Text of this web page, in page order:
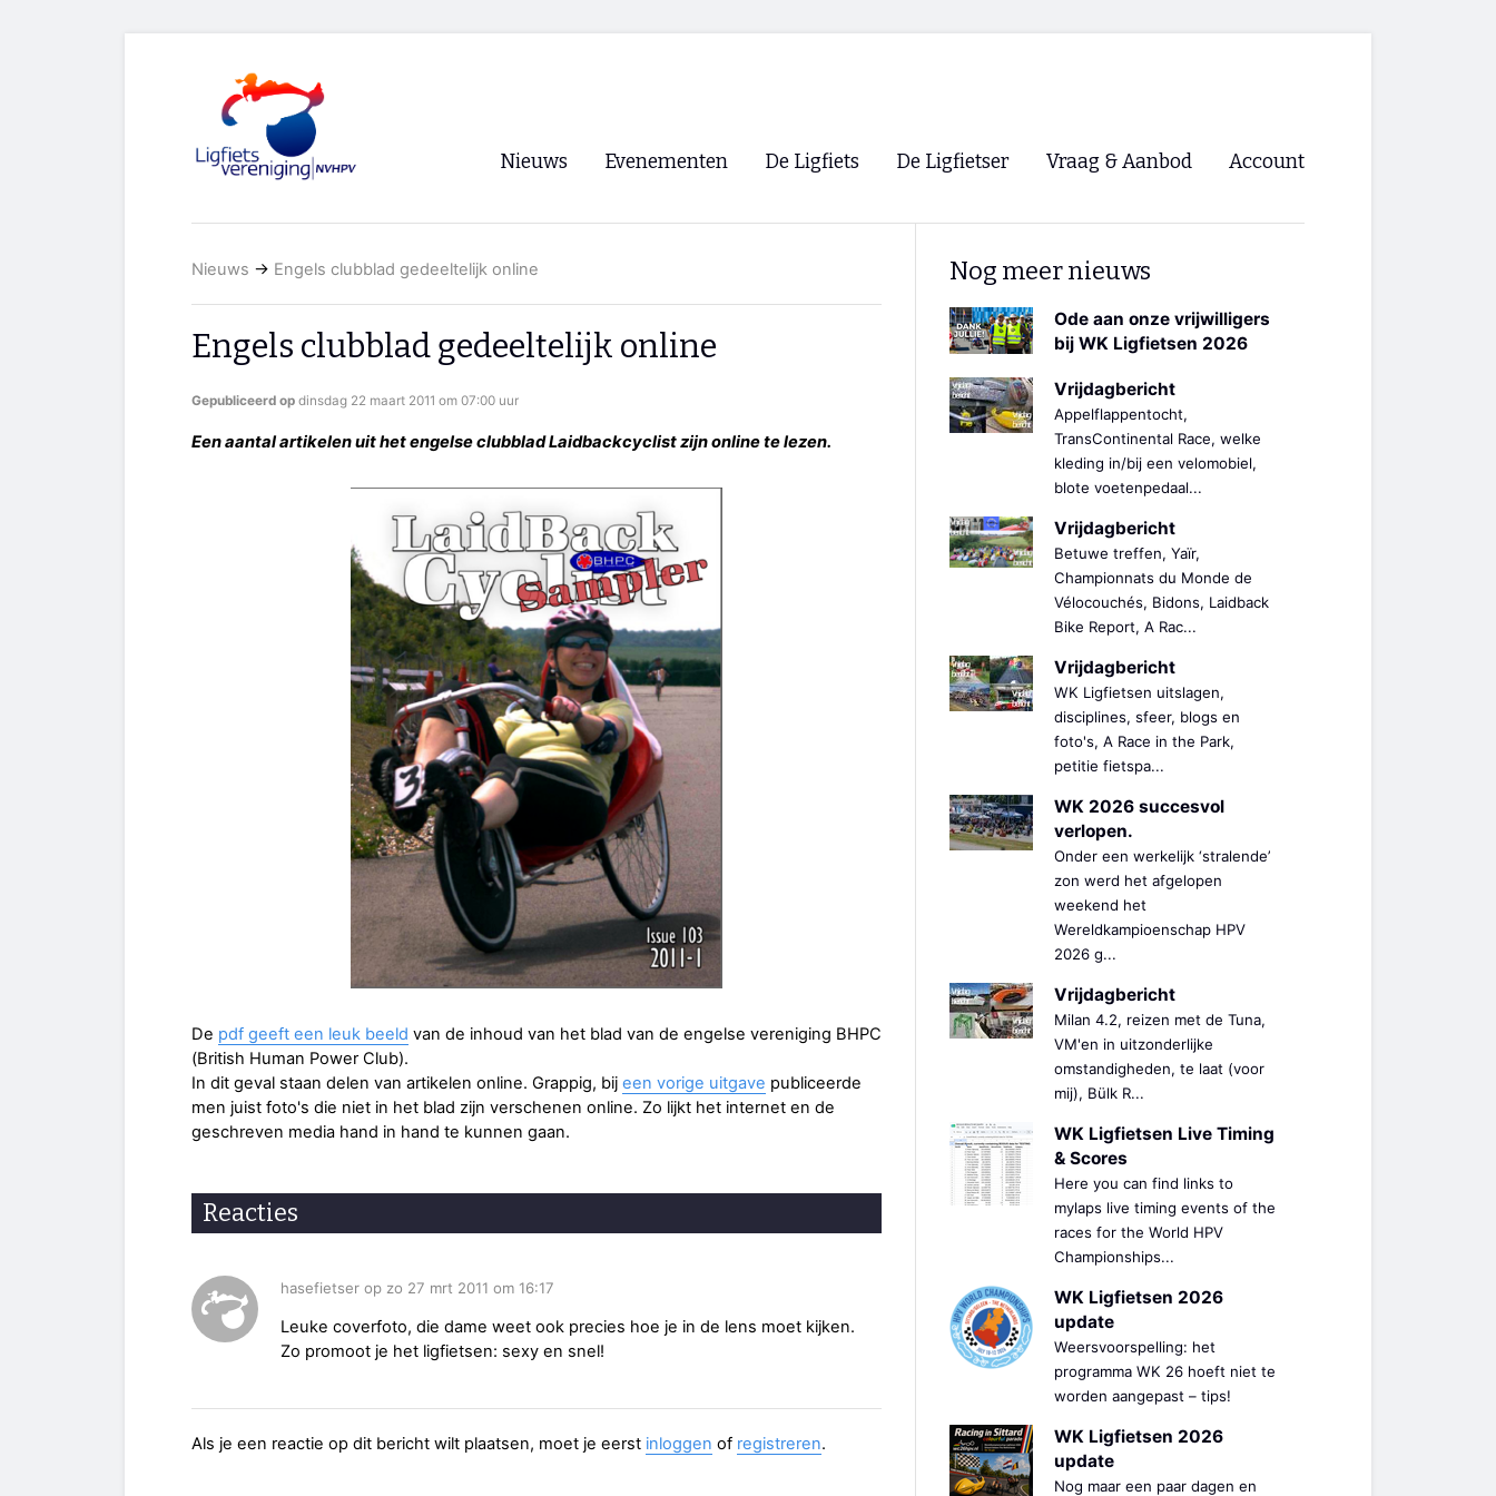
Nieuws
RSS
Evenementen
WK Ligfietsen 2026
De Ligfiets De Ligfietser
Ligfietsvereninging NVHPV
Lokale Fietsverenigingen
EHPVA & EuSupino 🡺
Vraag & Aanbod Account
Nieuws → Engels clubblad gedeeltelijk online
Engels clubblad gedeeltelijk online
Gepubliceerd op dinsdag 22 maart 2011 om 07:00 uur
Een aantal artikelen uit het engelse clubblad Laidbackcyclist zijn online te lezen.
De pdf geeft een leuk beeld van de inhoud van het blad van de engelse vereniging BHPC
(British Human Power Club).
In dit geval staan delen van artikelen online. Grappig, bij een vorige uitgave publiceerde
men juist foto's die niet in het blad zijn verschenen online. Zo lijkt het internet en de
geschreven media hand in hand te kunnen gaan.
Reacties
hasefietser op zo 27 mrt 2011 om 16:17
Leuke coverfoto, die dame weet ook precies hoe je in de lens moet kijken.
Zo promoot je het ligfietsen: sexy en snel!
Als je een reactie op dit bericht wilt plaatsen, moet je eerst inloggen of registreren.
Nog meer nieuws
Ode aan onze vrijwilligers
bij WK Ligfietsen 2026
Vrijdagbericht
Appelflappentocht,
TransContinental Race, welke
kleding in/bij een velomobiel,
blote voetenpedaal...
Vrijdagbericht
Betuwe treffen, Yaïr,
Championnats du Monde de
Vélocouchés, Bidons, Laidback
Bike Report, A Rac...
Vrijdagbericht
WK Ligfietsen uitslagen,
disciplines, sfeer, blogs en
foto's, A Race in the Park,
petitie fietspa...
WK 2026 succesvol
verlopen.
Onder een werkelijk ‘stralende’
zon werd het afgelopen
weekend het
Wereldkampioenschap HPV
2026 g...
Vrijdagbericht
Milan 4.2, reizen met de Tuna,
VM'en in uitzonderlijke
omstandigheden, te laat (voor
mij), Bülk R...
WK Ligfietsen Live Timing
& Scores
Here you can find links to
mylaps live timing events of the
races for the World HPV
Championships...
WK Ligfietsen 2026
update
Weersvoorspelling: het
programma WK 26 hoeft niet te
worden aangepast – tips!
WK Ligfietsen 2026
update
Nog maar een paar dagen en